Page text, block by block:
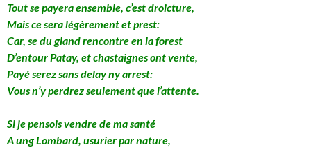
Tout se payera ensemble, c’est droicture,
Mais ce sera légèrement et prest:
Car, se du gland rencontre en la forest
D’entour Patay, et chastaignes ont vente,
Payé serez sans delay ny arrest:
Vous n’y perdrez seulement que l’attente.
Si je pensois vendre de ma santé
A ung Lombard, usurier par nature,